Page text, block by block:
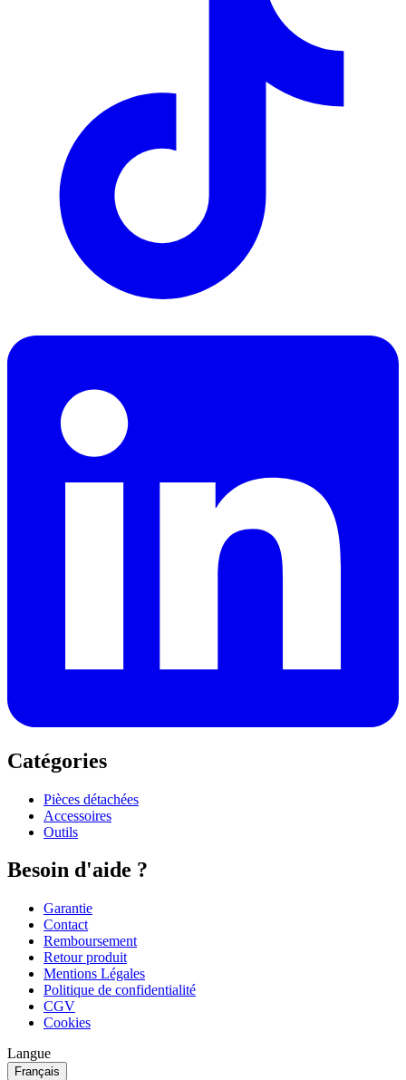
Catégories
Pièces détachées
Accessoires
Outils
Besoin d'aide ?
Garantie
Contact
Remboursement
Retour produit
Mentions Légales
Politique de confidentialité
CGV
Cookies
Langue
Français